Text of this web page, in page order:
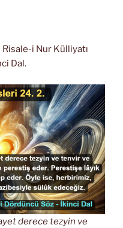
i Nur Külliyatı
Dal.
derece tezyin ve